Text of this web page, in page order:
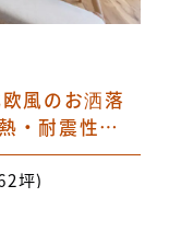
風のお洒落
・耐震性能
坪)